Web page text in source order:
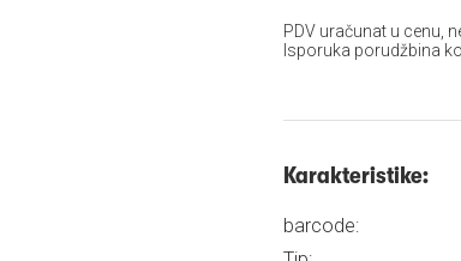
PDV uračunat u cenu,
Isporuka porudžbina
Karakteristike:
barcode: